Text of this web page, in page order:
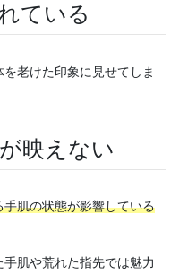
ている
老けた印象に見せてしま
映えない
肌の状態が影響している
肌や荒れた指先では魅力